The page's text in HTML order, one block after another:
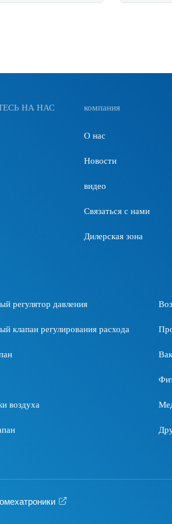
и
НА НАС компания
О нас
Новости
видео
Связаться с нами
Дилерская зона
регулятор давления
клапан регулирования расхода
воздуха